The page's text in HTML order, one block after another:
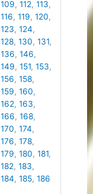
109,112,113,
116,119,120,
123,124,
128,130,131,
136,146,
149,151,153,
156,158,
159,160,
162,163,
166,168,
170,174,
176,178,
179,180,181,
182,183,
184,185,186